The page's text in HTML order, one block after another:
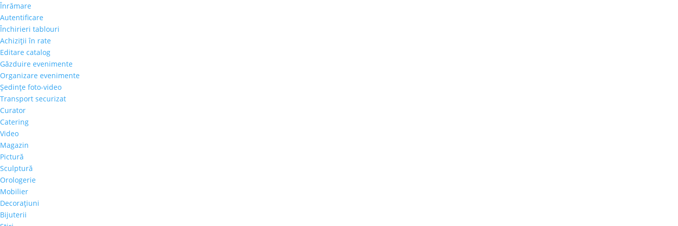
Înrămare
Autentificare
Închirieri tablouri
Achiziţii în rate
Editare catalog
Găzduire evenimente
Organizare evenimente
Şedinţe foto-video
Transport securizat
Curator
Catering
Video
Magazin
Pictură
Sculptură
Orologerie
Mobilier
Decoraţiuni
Bijuterii